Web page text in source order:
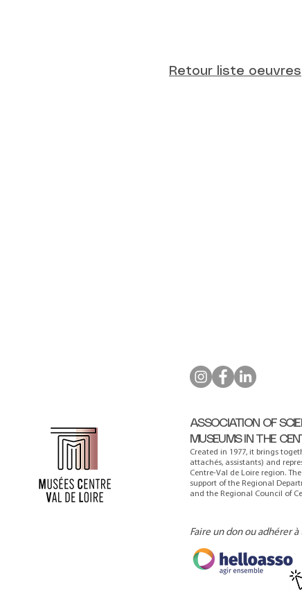
Retour liste oeuvres
ASSOCIATION OF
MUSEUMS IN THE
Created in 1977, it brings
attachés, assistants) and
Centre-Val de Loire region.
support of the Regional
and the Regional Council of
Faire un don ou adhérer